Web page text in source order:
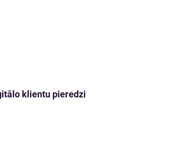
klientu pieredzi